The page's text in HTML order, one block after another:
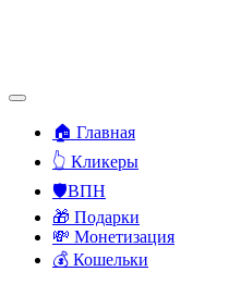
🏠 Главная
👆 Кликеры
🛡️ВПН
🎁 Подарки
💸 Монетизация
💰 Кошельки